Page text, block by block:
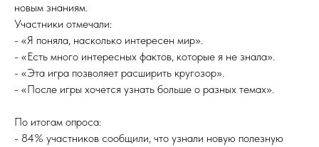
новым знаниям.
Участники отмечали:
- «Я поняла, насколько интересен мир».
- «Есть много интересных фактов, которые я не знала».
- «Эта игра позволяет расширить кругозор».
- «После игры хочется узнать больше о разных темах».
По итогам опроса:
- 84% участников сообщили, что узнали новую полезную